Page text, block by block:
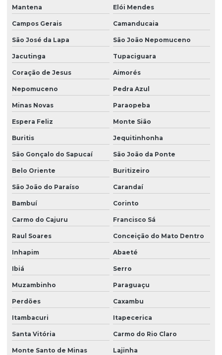
Serviço de montagem de canteiro de obra com refeitório em pr
Serviço de montagem de canteiro de obra com vestiário
Serviço de montagem de canteiro de obras
Serviço de montagem de canteiro de obras em curitiba
Serviço de montagem de canteiro de obras em paraná
Serviço de montagem de escritório para canteiro de obra
Serviço de montagem de refeitório para canteiro de obra
Serviço de montagem de refeitório para canteiro de obra em pr
Serviço de montagem de vestiário para canteiro de obra
Vestiário canteiro de obras
Mantena Elói Mendes
Campos Gerais Camanducaia
São José da Lapa São João Nepomuceno
Jacutinga Tupaciguara
Coração de Jesus Aimorés
Nepomuceno Pedra Azul
Minas Novas Paraopeba
Espera Feliz Monte Sião
Buritis Jequitinhonha
São Gonçalo do Sapucaí São João da Ponte
Belo Oriente Buritizeiro
São João do Paraíso Carandaí
Bambuí Corinto
Carmo do Cajuru Francisco Sá
Raul Soares Conceição do Mato Dentro
Inhapim Abaeté
Ibiá Serro
Muzambinho Paraguaçu
Perdões Caxambu
Itambacuri Itapecerica
Santa Vitória Carmo do Rio Claro
Monte Santo de Minas Lajinha